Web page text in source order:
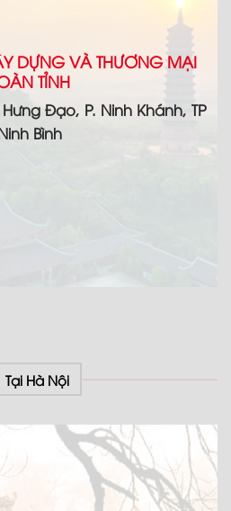
DỰNG VÀ THƯƠNG MẠI
TỈNH
Đạo, P. Ninh Khánh, TP
Bình
Tại Hà Nội